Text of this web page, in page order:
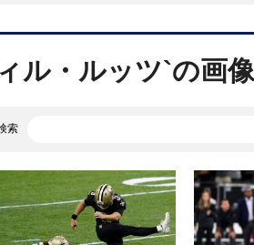
ル・ルッツ`の画像
索